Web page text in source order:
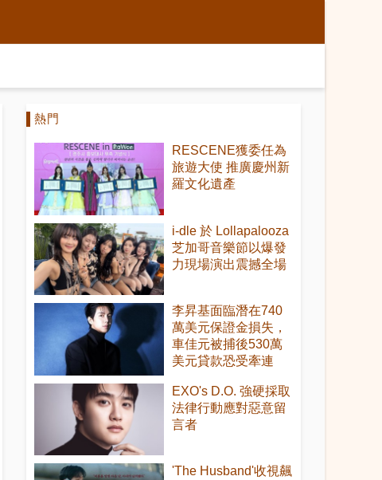
熱門
RESCENE獲委任為
旅遊大使 推廣慶州新
羅文化遺產
i-dle 於 Lollapalooza
芝加哥音樂節以爆發
力現場演出震撼全場
李昇基面臨潛在740
萬美元保證金損失，
車佳元被捕後530萬
美元貸款恐受牽連
EXO's D.O. 強硬採取
法律行動應對惡意留
言者
'The Husband'收視飆